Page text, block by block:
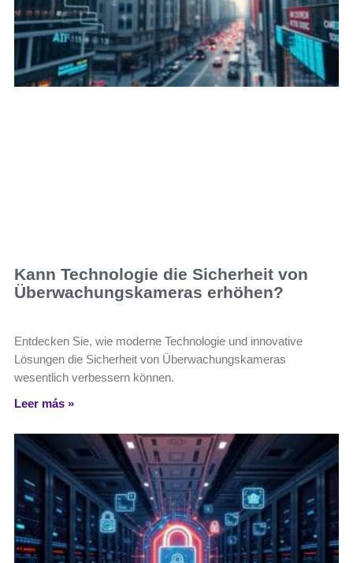
Kann Technologie die Sicherheit von
Überwachungskameras erhöhen?
Entdecken Sie, wie moderne Technologie und innovative
Lösungen die Sicherheit von Überwachungskameras
wesentlich verbessern können.
Leer más »